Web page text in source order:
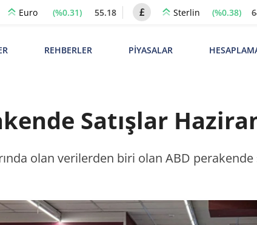
Euro (%0.31) 55.18 Sterlin (%0.38)
REHBERLER PİYASALAR
Satışlar
olan verilerden biri olan ABD